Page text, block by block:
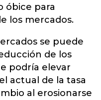
óbice para
los mercados.
se puede
de los
podría elevar
actual de la tasa
al erosionarse